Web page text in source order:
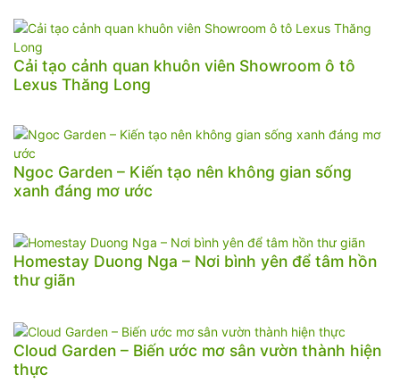
Cải tạo cảnh quan khuôn viên Showroom ô tô
Lexus Thăng Long
Ngoc Garden – Kiến tạo nên không gian sống
xanh đáng mơ ước
Homestay Duong Nga – Nơi bình yên để tâm hồn
thư giãn
Cloud Garden – Biến ước mơ sân vườn thành hiện
thực